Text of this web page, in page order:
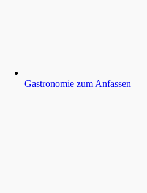
Gastronomie zum Anfassen